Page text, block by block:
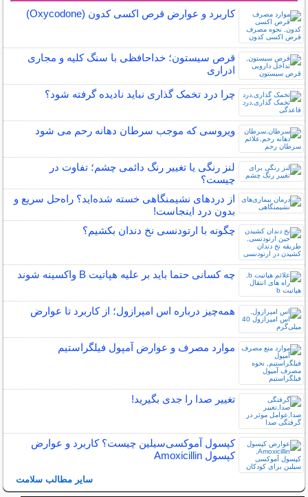
کاربرد و عوارض قرص اکسی کدون (Oxycodone)
قرص سیستون؛ خداحافظی با سنگ کلیه و مجاری
ادراری
چرا درد تخمک گذاری نباید نادیده گرفته شود؟
ویروسی که موجب سرطان دهانه رحم می شود
لنز رنگی یا تغییر رنگ دائمی چشم؛ تفاوت در
چیست؟
از دردهای نشیمنگاهی خسته شده‌اید؟ راه‌حل سریع و
بدون درد اینجاست!
چگونه با ارتودنسی نخ دندان بکشیم؟
چه کسانی حتما باید بر علیه هپاتیت B واکسینه شوند
همه‌چیز درباره اس امپرازول؛ از کاربرد تا عوارض
موارد مصرف و عوارض آمپول فیلگراستیم
تغییر صدا را جدی بگیرید!
کپسول آموکسی‌سیلین چیست؟ کاربرد و عوارض
کپسول Amoxicillin
سایر مطالب سلامت